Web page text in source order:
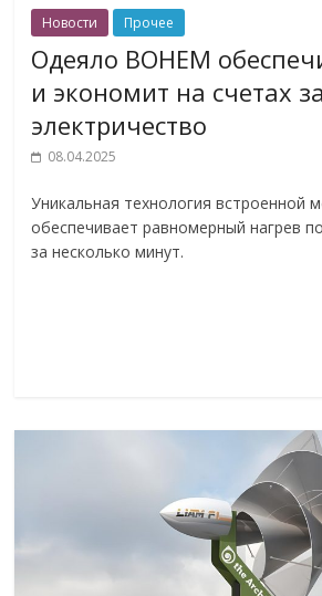
Новости Прочее
Одеяло BOHEM
и экономит на счетах за
электричество
08.04.2025
Уникальная технология встроенной
обеспечивает равномерный нагрев
за несколько минут.